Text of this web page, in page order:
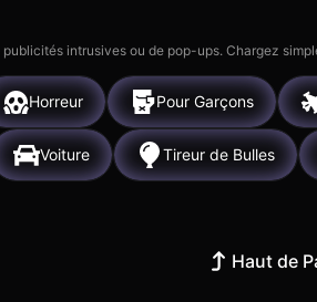
intrusives ou de pop-ups. Chargez
Horreur Pour Garçons
Voiture Tireur de Bulles
Haut de